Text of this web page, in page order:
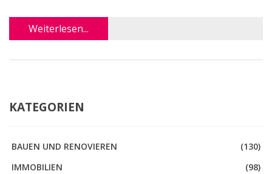
sowie einige nützliche Tipps zum Umgang mit Blindzargen
erläutert.Weiterlesen...
KATEGORIEN
BAUEN UND RENOVIEREN
(130)
IMMOBILIEN
(98)